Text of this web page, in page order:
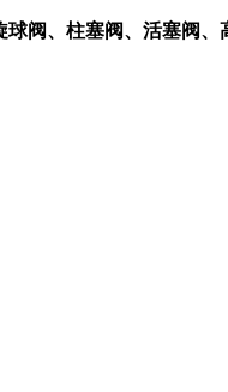
球阀、柱塞阀、活塞阀、